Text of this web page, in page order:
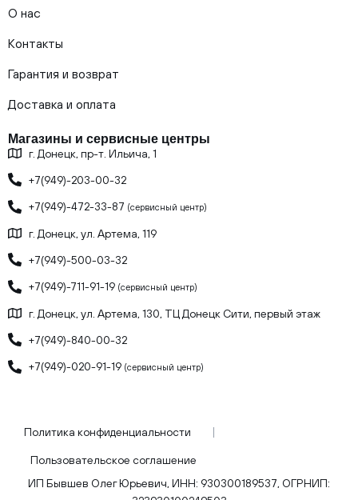
О нас
Контакты
Гарантия и возврат
Доставка и оплата
Магазины и сервисные центры
г. Донецк, пр-т. Ильича, 1
+7(949)-203-00-32
+7(949)-472-33-87 (сервисный центр)
г. Донецк, ул. Артема, 119
+7(949)-500-03-32
+7(949)-711-91-19 (сервисный центр)
г. Донецк, ул. Артема, 130, ТЦ Донецк Сити, первый этаж
+7(949)-840-00-32
+7(949)-020-91-19 (сервисный центр)
Политика конфиденциальности
Пользовательское соглашение
ИП Бывшев Олег Юрьевич, ИНН: 930300189537, ОГРНИП: